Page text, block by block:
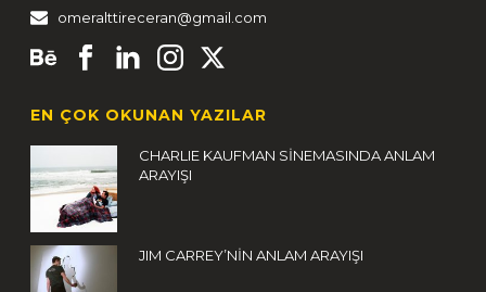
omeralttireceran@gmail.com
EN ÇOK OKUNAN YAZILAR
CHARLIE KAUFMAN SİNEMASINDA ANLAM
ARAYIŞI
JIM CARREY’NİN ANLAM ARAYIŞI